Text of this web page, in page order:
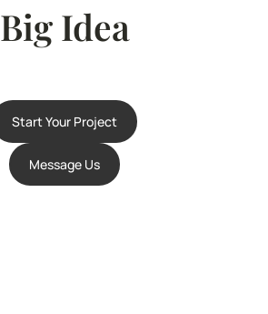
Big Idea
Start Your Project
Message Us